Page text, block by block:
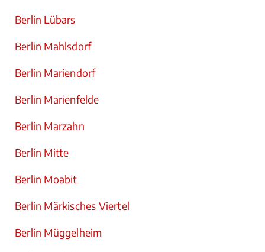
Berlin Lübars
Berlin Mahlsdorf
Berlin Mariendorf
Berlin Marienfelde
Berlin Marzahn
Berlin Mitte
Berlin Moabit
Berlin Märkisches Viertel
Berlin Müggelheim